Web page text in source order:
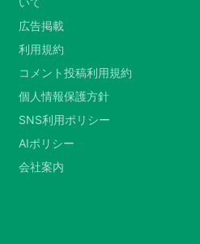
広告掲載
利用規約
コメント投稿利用規約
個人情報保護方針
SNS利用ポリシー
AIポリシー
会社案内